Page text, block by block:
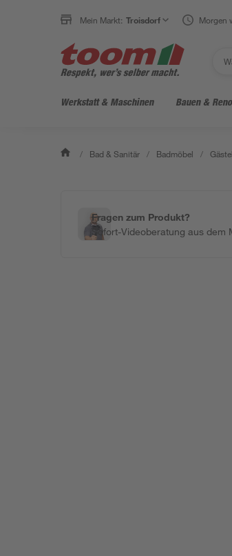
Mein Markt: Troisdorf Morgen
Werkstatt & Maschinen Bauen &
/ Bad & Sanitär / Badmöbel /
Fragen zum Produkt?
Sofort-Videoberatung aus dem